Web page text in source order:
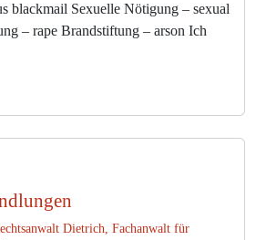
blackmail Sexuelle Nötigung – sexual
– rape Brandstiftung – arson Ich
Dietrich, Fachanwalt für